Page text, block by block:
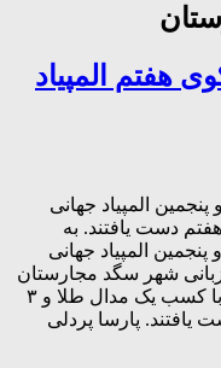
هفتم المپیاد
المپیاد جهانی
۹۱ تیم به مقام هفتم دست یافتند. به
المپیاد جهانی
۱۳ شهریور به میزبانی شهر سگد مجارستان
برگزار شد و تیم جمهوری اسلامی ایران با کسب یک مدال طلا و ۳
یافتند. پارسا پردلی